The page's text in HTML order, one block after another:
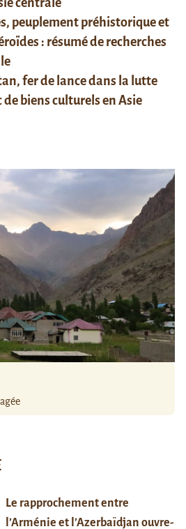
peuplement préhistorique et
: résumé de recherches
fer de lance dans la lutte
biens culturels en Asie
Le rapprochement entre
l’Arménie et l’Azerbaïdjan ouvre-